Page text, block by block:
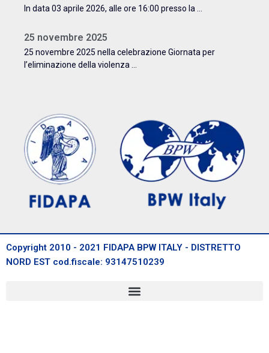
In data 03 aprile 2026, alle ore 16:00 presso la ...
25 novembre 2025
25 novembre 2025 nella celebrazione Giornata per
l’eliminazione della violenza ...
Copyright 2010 - 2021 FIDAPA BPW ITALY - DISTRETTO
NORD EST cod.fiscale: 93147510239